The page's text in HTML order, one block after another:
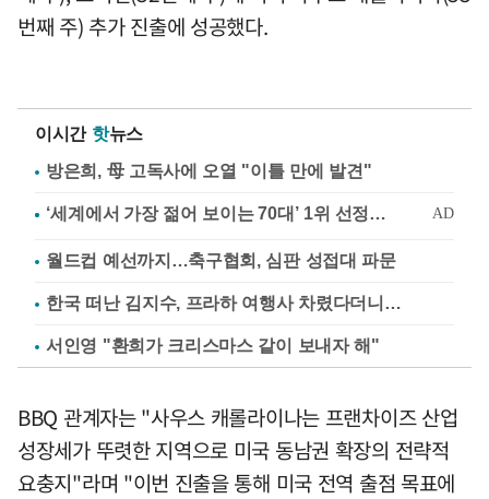
번째 주) 추가 진출에 성공했다.
이시간 핫뉴스
방은희, 母 고독사에 오열 "이틀 만에 발견"
월드컵 예선까지…축구협회, 심판 성접대 파문
한국 떠난 김지수, 프라하 여행사 차렸다더니…
서인영 "환희가 크리스마스 같이 보내자 해"
BBQ 관계자는 "사우스 캐롤라이나는 프랜차이즈 산업
성장세가 뚜렷한 지역으로 미국 동남권 확장의 전략적
요충지"라며 "이번 진출을 통해 미국 전역 출점 목표에